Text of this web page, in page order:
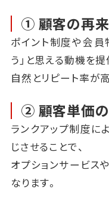
① 顧客の再
ポイント制度や会員
う」と思える動機を提
自然とリピート率が
② 顧客単価
ランクアップ制度に
じさせることで、
オプションサービス
なります。